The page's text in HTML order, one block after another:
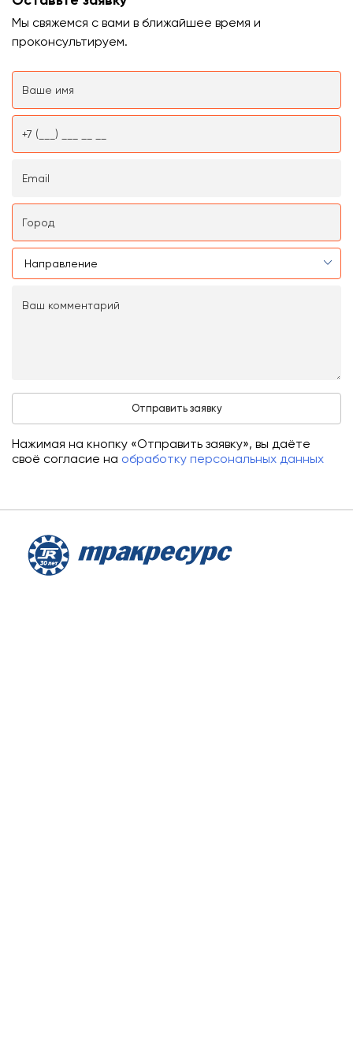
Мы свяжемся с вами в ближайшее время и
проконсультируем.
Нажимая на кнопку «Отправить заявку», вы даёте
своё согласие на обработку персональных данных